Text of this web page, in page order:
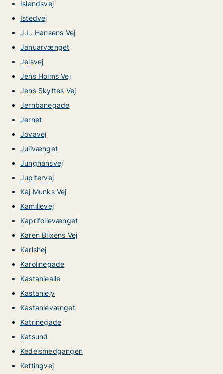
Islandsvej
Istedvej
J.L. Hansens Vej
Januarvænget
Jelsvej
Jens Holms Vej
Jens Skyttes Vej
Jernbanegade
Jernet
Jovavej
Julivænget
Junghansvej
Jupitervej
Kaj Munks Vej
Kamillevej
Kaprifolievænget
Karen Blixens Vej
Karlshøj
Karolinegade
Kastaniealle
Kastaniely
Kastanievænget
Katrinegade
Katsund
Kedelsmedgangen
Kettingvej